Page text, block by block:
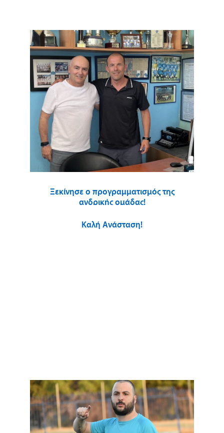
Ξεκίνησε ο προγραμματισμός της
ανδρικής ομάδας!
Καλή Ανάσταση!